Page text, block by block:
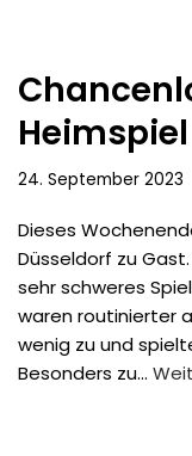
Heimspiel
24. September 2023
Dieses
Düsseldorf zu
sehr schweres
waren routinierter
wenig zu und
Besonders zu…